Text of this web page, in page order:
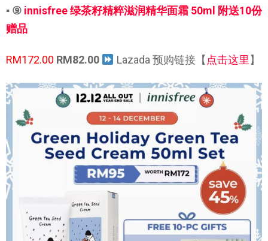
▪ ⑨ innisfree 绿茶籽精粹滋润精华面霜 50ml 附送10份
赠品
RM172.00 RM82.00 Lazada 预购链接【 点击这里 】